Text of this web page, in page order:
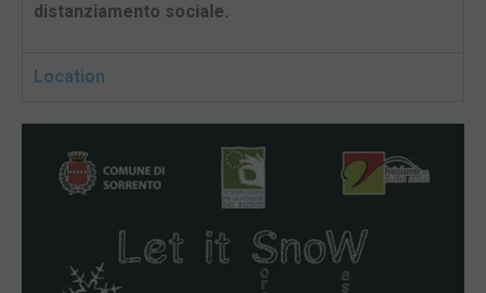
distanziamento sociale.
Location